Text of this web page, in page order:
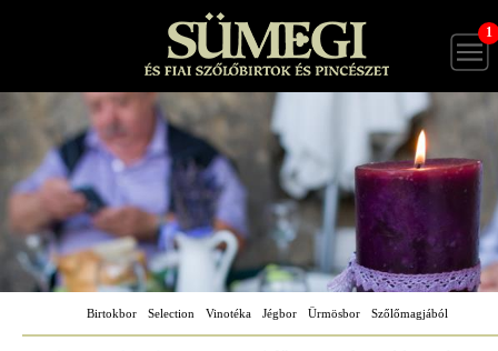
1
Birtokbor Selection Vinotéka Jégbor Ürmösbor Szőlőmagjából